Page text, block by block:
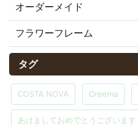
オーダーメイド
フラワーフレーム
タグ
COSTA NOVA Creema
あけましておめでとうございます